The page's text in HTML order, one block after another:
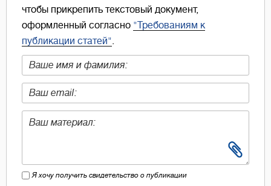
чтобы прикрепить текстовый документ,
оформленный согласно "Требованиям к
публикации статей".
Я хочу получить свидетельство о публикации